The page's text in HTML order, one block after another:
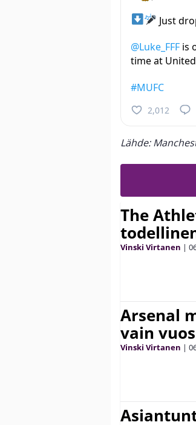
Just
@Luke_FFF is
time at
#MUFC
2,012
Lähde:
The
Vinski Virtanen |
Arsenal
vain
Vinski Virtanen |